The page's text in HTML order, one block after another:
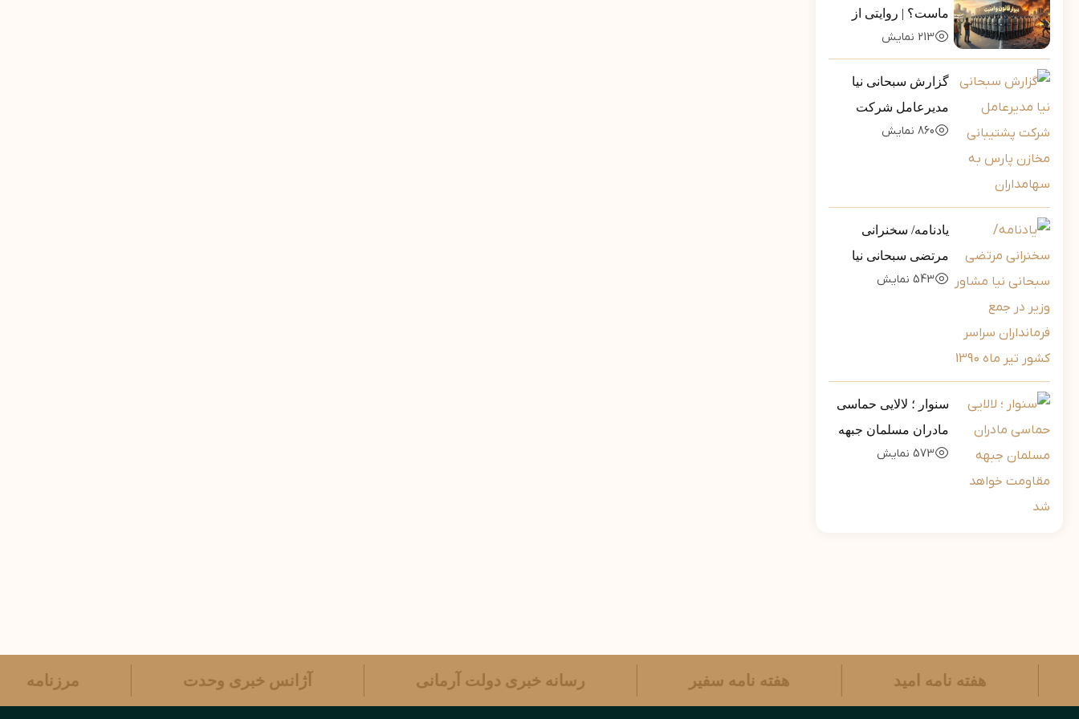
ماست؟ | روایتی از
تله‌ی خطرناکِ «ضلع
213 نمایش
گزارش سبحانی نیا
مدیرعامل شرکت
پشتیبانی مخازن پارس
860 نمایش
یادنامه/ سخنرانی
مرتضی سبحانی نیا
مشاور وزیر در جمع
543 نمایش
سنوار ؛ لالایی حماسی
مادران مسلمان جبهه
مقاومت خواهد شد
573 نمایش
مرزنامه آژانس خبری وحدت رسانه خبری دولت آرمانی هفته نامه سفیر هفته نامه امید